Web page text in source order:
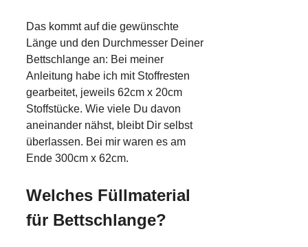
Das kommt auf die gewünschte
Länge und den Durchmesser Deiner
Bettschlange an: Bei meiner
Anleitung habe ich mit Stoffresten
gearbeitet, jeweils 62cm x 20cm
Stoffstücke. Wie viele Du davon
aneinander nähst, bleibt Dir selbst
überlassen. Bei mir waren es am
Ende 300cm x 62cm.
Welches Füllmaterial
für Bettschlange?